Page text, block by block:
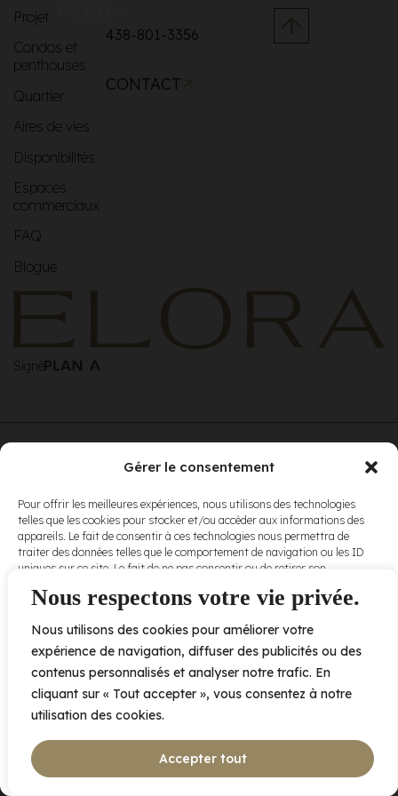
Nous respectons votre vie privée.
Nous utilisons des cookies pour améliorer votre
expérience de navigation, diffuser des publicités ou des
contenus personnalisés et analyser notre trafic. En
cliquant sur « Tout accepter », vous consentez à notre
utilisation des cookies.
Accepter tout
Gérer le consentement
Pour offrir les meilleures expériences, nous utilisons des technologies
telles que les cookies pour stocker et/ou accéder aux informations des
appareils. Le fait de consentir à ces technologies nous permettra de
traiter des données telles que le comportement de navigation ou les ID
uniques sur ce site. Le fait de ne pas consentir ou de retirer son
et fonctions.
Accepter
Refuser
Projet
Condos et
penthouses
Quartier
Aires de vies
Disponibilités
Espaces
commerciaux
FAQ
Blogue
438-801-3356
CONTACT
Signé
conditions
d’utilisationet
nospolitiques
de
confidentialité .
2005 av. de Bois-de-Boulogne, Laval QC H7N 0J7